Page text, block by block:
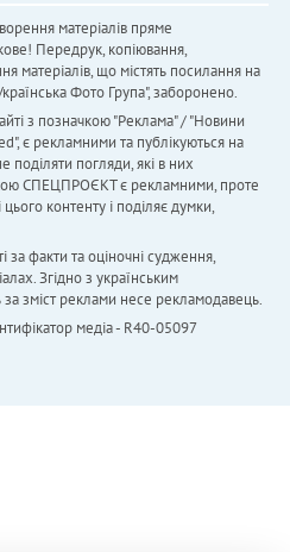
матеріалів пряме
Передрук, копіювання,
матеріалів, що містять посилання на
Фото Група", заборонено.
з позначкою "Реклама" / "Новини
є рекламними та публікуються на
погляди, які в них
СПЕЦПРОЄКТ є рекламними, проте
контенту і поділяє думки,
за факти та оціночні судження,
Згідно з українським
за зміст реклами несе рекламодавець.
медіа - R40-05097